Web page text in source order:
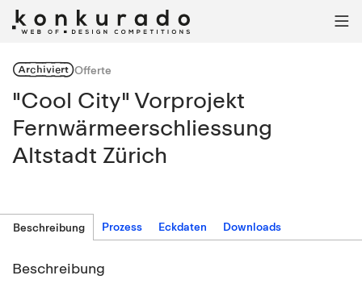

ArchiviertOfferte
"Cool City" Vorprojekt
Fernwärmeerschliessung
Altstadt Zürich
Beschreibung Prozess Eckdaten Downloads
Beschreibung